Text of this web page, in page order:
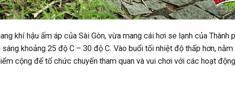
khí hậu ấm áp của Sài Gòn, vừa mang cái hơi se lạnh của Thành
khoảng 25 độ C – 30 độ C. Vào buổi tối nhiệt độ thấp hơn,
cộng để tổ chức chuyến tham quan và vui chơi với các hoạt